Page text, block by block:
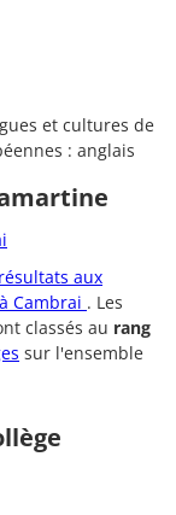
et cultures de
: anglais
résultats aux
Cambrai . Les
classés au rang
sur l'ensemble